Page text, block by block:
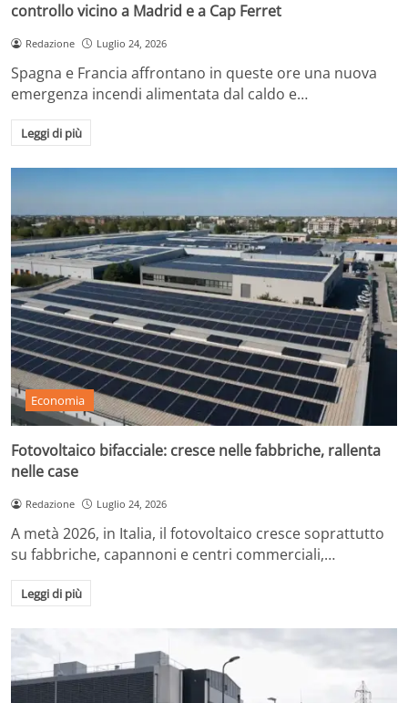
controllo vicino a Madrid e a Cap Ferret
Redazione Luglio 24, 2026
Spagna e Francia affrontano in queste ore una nuova
emergenza incendi alimentata dal caldo e…
Leggi di più
Economia
Fotovoltaico bifacciale: cresce nelle fabbriche, rallenta
nelle case
Redazione Luglio 24, 2026
A metà 2026, in Italia, il fotovoltaico cresce soprattutto
su fabbriche, capannoni e centri commerciali,…
Leggi di più